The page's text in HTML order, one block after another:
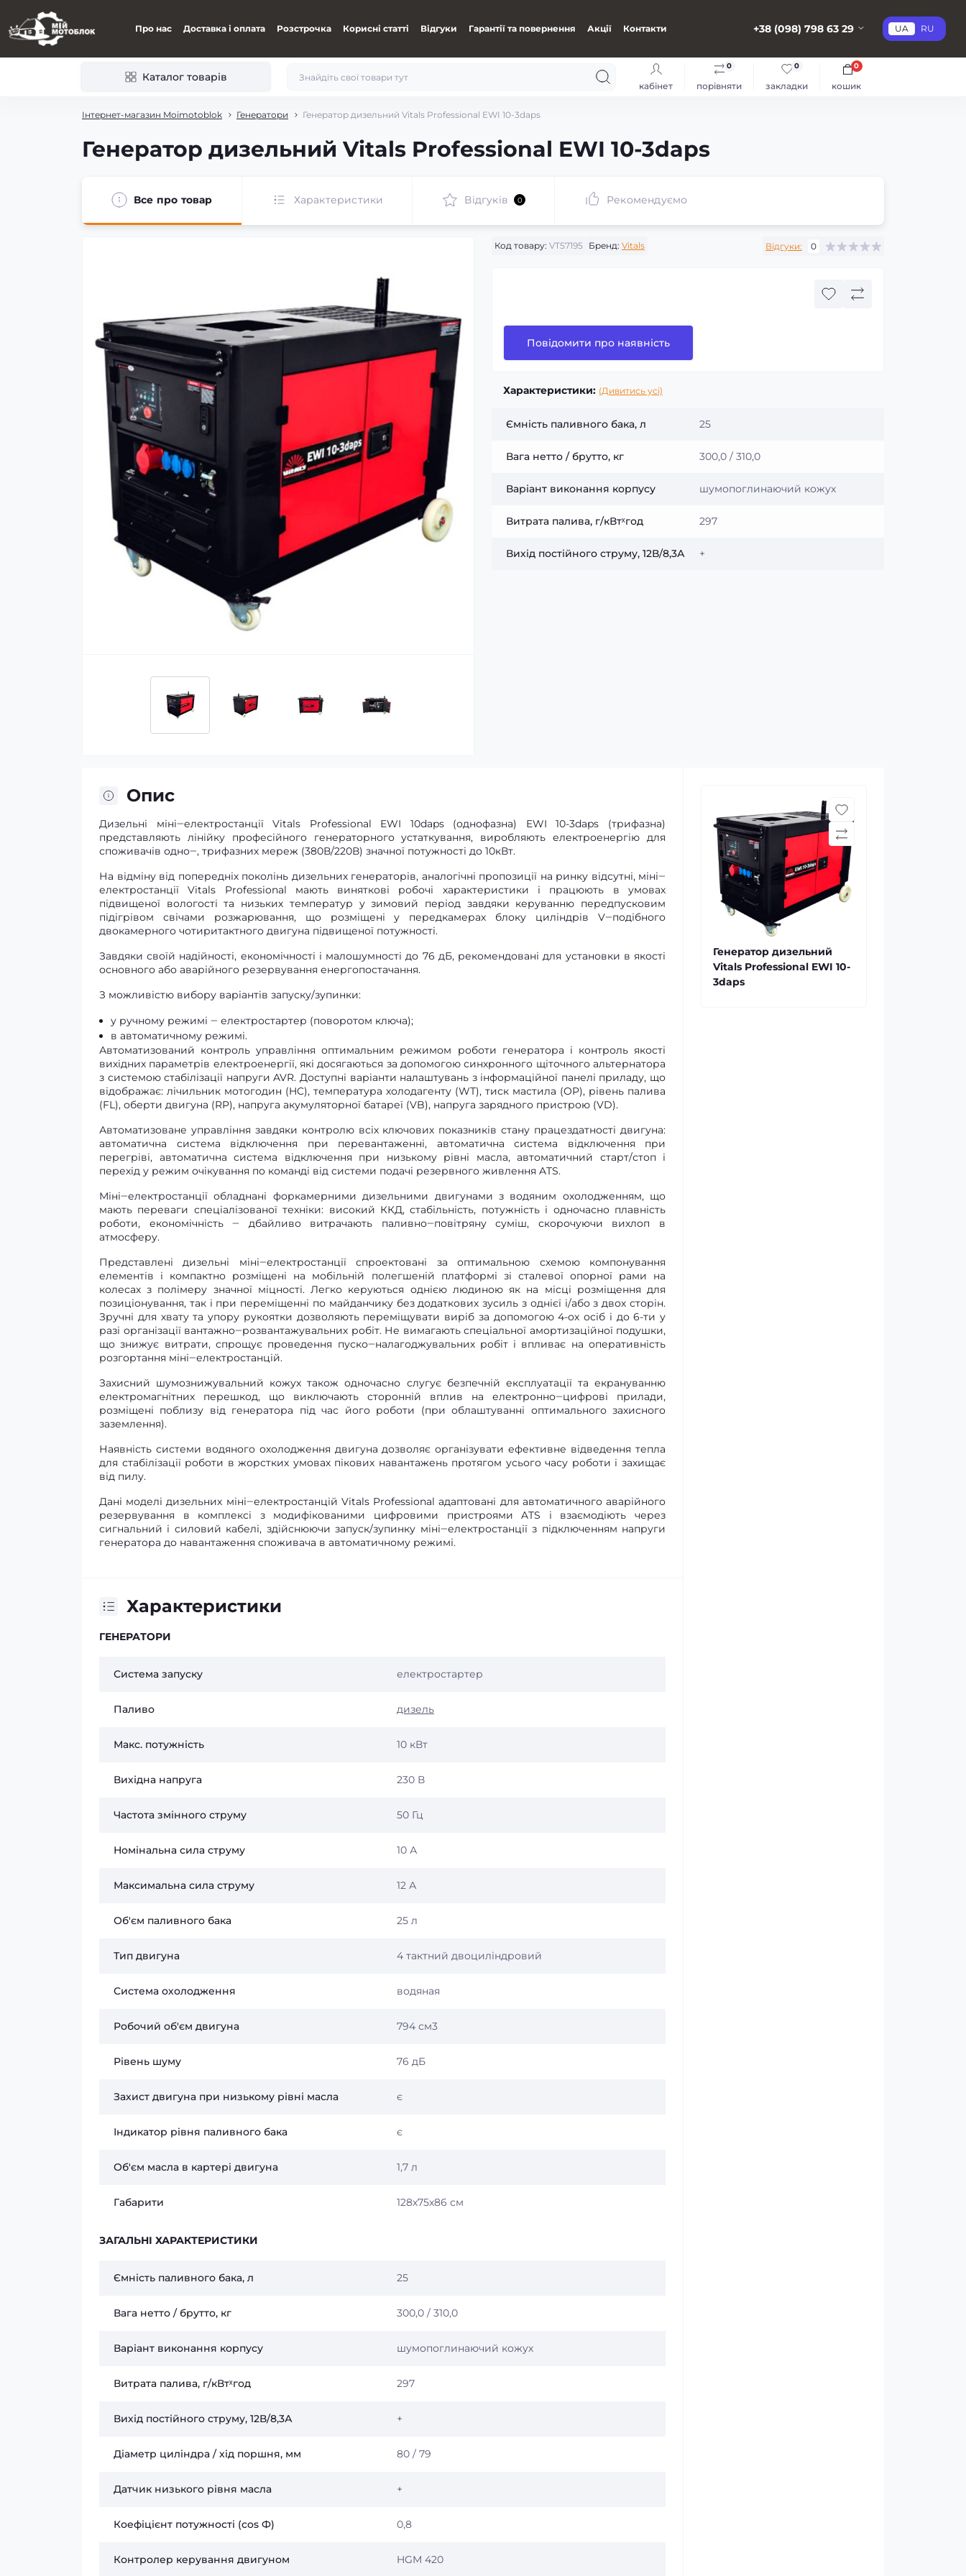
Про нас Доставка і оплата Розстрочка Корисні статті Відгуки Гарантії та повернення Акції Контакти +38 (098) 798 63 29 UA RU
Каталог товарів
кабінет порівняти
0
закладки
0
кошик
0
Інтернет-магазин Moimotoblok Генератори Генератор дизельний Vitals Professional EWI 10-3daps
Генератор дизельний Vitals Professional EWI 10-3daps
Все про товар Характеристики Відгуків 0 Рекомендуємо
Код товару: VT57195 Бренд: Vitals Відгуки: 0
Повідомити про наявність
Характеристики: (Дивитись усі)
Ємність паливного бака, л 25
Вага нетто / брутто, кг 300,0 / 310,0
Варіант виконання корпусу шумопоглинаючий кожух
Витрата палива, г/кВтˣгод 297
Вихід постійного струму, 12В/8,3А +
Опис
Дизельні міні‒електростанції Vitals Professional EWI 10daps (однофазна) EWI 10-3daps (трифазна)
представляють лінійку професійного генераторного устаткування, виробляють електроенергію для
споживачів одно‒, трифазних мереж (380В/220В) значної потужності до 10кВт.
На відміну від попередніх поколінь дизельних генераторів, аналогічні пропозиції на ринку відсутні, міні‒
електростанції Vitals Professional мають виняткові робочі характеристики і працюють в умовах
підвищеної вологості та низьких температур у зимовий період завдяки керуванню передпусковим
підігрівом свічами розжарювання, що розміщені у передкамерах блоку циліндрів V‒подібного
двокамерного чотиритактного двигуна підвищеної потужності.
Завдяки своїй надійності, економічності і малошумності до 76 дБ, рекомендовані для установки в якості
основного або аварійного резервування енергопостачання.
З можливістю вибору варіантів запуску/зупинки:
у ручному режимі ‒ електростартер (поворотом ключа);
в автоматичному режимі.
Автоматизований контроль управління оптимальним режимом роботи генератора і контроль якості
вихідних параметрів електроенергії, які досягаються за допомогою синхронного щіточного альтернатора
з системою стабілізації напруги AVR. Доступні варіанти налаштувань з інформаційної панелі приладу, що
відображає: лічильник мотогодин (HC), температура холодагенту (WT), тиск мастила (OP), рівень палива
(FL), оберти двигуна (RP), напруга акумуляторної батареї (VB), напруга зарядного пристрою (VD).
Автоматизоване управління завдяки контролю всіх ключових показників стану працездатності двигуна:
автоматична система відключення при перевантаженні, автоматична система відключення при
перегріві, автоматична система відключення при низькому рівні масла, автоматичний старт/стоп і
перехід у режим очікування по команді від системи подачі резервного живлення ATS.
Міні‒електростанції обладнані форкамерними дизельними двигунами з водяним охолодженням, що
мають переваги спеціалізованої техніки: високий ККД, стабільність, потужність і одночасно плавність
роботи, економічність ‒ дбайливо витрачають паливно‒повітряну суміш, скорочуючи вихлоп в
атмосферу.
Представлені дизельні міні‒електростанції спроектовані за оптимальною схемою компонування
елементів і компактно розміщені на мобільній полегшеній платформі зі сталевої опорної рами на
колесах з полімеру значної міцності. Легко керуються однією людиною як на місці розміщення для
позиціонування, так і при переміщенні по майданчику без додаткових зусиль з однієї і/або з двох сторін.
Зручні для хвату та упору рукоятки дозволяють переміщувати виріб за допомогою 4-ох осіб і до 6-ти у
разі організації вантажно‒розвантажувальних робіт. Не вимагають спеціальної амортизаційної подушки,
що знижує витрати, спрощує проведення пуско‒налагоджувальних робіт і впливає на оперативність
розгортання міні‒електростанцій.
Захисний шумознижувальний кожух також одночасно слугує безпечній експлуатації та екрануванню
електромагнітних перешкод, що виключають сторонній вплив на електронно‒цифрові прилади,
розміщені поблизу від генератора під час його роботи (при облаштуванні оптимального захисного
заземлення).
Наявність системи водяного охолодження двигуна дозволяє організувати ефективне відведення тепла
для стабілізації роботи в жорстких умовах пікових навантажень протягом усього часу роботи і захищає
від пилу.
Дані моделі дизельних міні‒електростанцій Vitals Professional адаптовані для автоматичного аварійного
резервування в комплексі з модифікованими цифровими пристроями ATS і взаємодіють через
сигнальний і силовий кабелі, здійснюючи запуск/зупинку міні‒електростанції з підключенням напруги
генератора до навантаження споживача в автоматичному режимі.
Характеристики
ГЕНЕРАТОРИ
Система запуску електростартер
Паливо дизель
Макс. потужність 10 кВт
Вихідна напруга 230 В
Частота змінного струму 50 Гц
Номінальна сила струму 10 А
Максимальна сила струму 12 А
Об'єм паливного бака 25 л
Тип двигуна 4 тактний двоциліндровий
Система охолодження водяная
Робочий об'єм двигуна 794 см3
Рівень шуму 76 дБ
Захист двигуна при низькому рівні масла є
Індикатор рівня паливного бака є
Об'єм масла в картері двигуна 1,7 л
Габарити 128х75х86 см
ЗАГАЛЬНІ ХАРАКТЕРИСТИКИ
Ємність паливного бака, л 25
Вага нетто / брутто, кг 300,0 / 310,0
Варіант виконання корпусу шумопоглинаючий кожух
Витрата палива, г/кВтˣгод 297
Вихід постійного струму, 12В/8,3А +
Діаметр циліндра / хід поршня, мм 80 / 79
Датчик низького рівня масла +
Коефіцієнт потужності (сos Ф) 0,8
Контролер керування двигуном HGM 420
Генератор дизельний
Vitals Professional EWI 10-
3daps